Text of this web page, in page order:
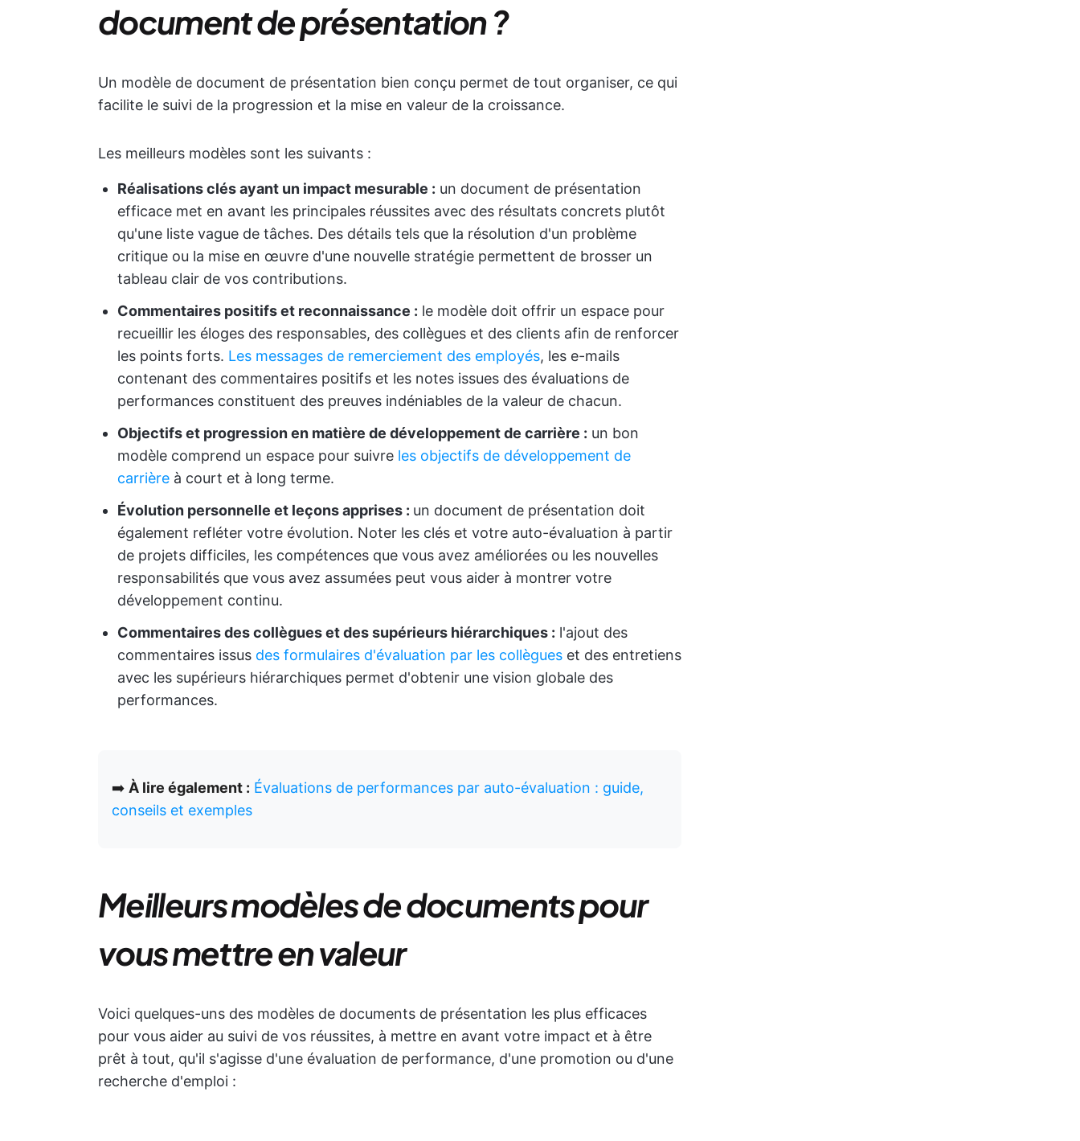
document de présentation ?
Un modèle de document de présentation bien conçu permet de tout organiser, ce qui
facilite le suivi de la progression et la mise en valeur de la croissance.
Les meilleurs modèles sont les suivants :
Réalisations clés ayant un impact mesurable : un document de présentation
efficace met en avant les principales réussites avec des résultats concrets plutôt
qu'une liste vague de tâches. Des détails tels que la résolution d'un problème
critique ou la mise en œuvre d'une nouvelle stratégie permettent de brosser un
tableau clair de vos contributions.
Commentaires positifs et reconnaissance : le modèle doit offrir un espace pour
recueillir les éloges des responsables, des collègues et des clients afin de renforcer
les points forts. Les messages de remerciement des employés, les e-mails
contenant des commentaires positifs et les notes issues des évaluations de
performances constituent des preuves indéniables de la valeur de chacun.
Objectifs et progression en matière de développement de carrière : un bon
modèle comprend un espace pour suivre les objectifs de développement de
carrière à court et à long terme.
Évolution personnelle et leçons apprises : un document de présentation doit
également refléter votre évolution. Noter les clés et votre auto-évaluation à partir
de projets difficiles, les compétences que vous avez améliorées ou les nouvelles
responsabilités que vous avez assumées peut vous aider à montrer votre
développement continu.
Commentaires des collègues et des supérieurs hiérarchiques : l'ajout des
commentaires issus des formulaires d'évaluation par les collègues et des entretiens
avec les supérieurs hiérarchiques permet d'obtenir une vision globale des
performances.
➡️ À lire également : Évaluations de performances par auto-évaluation : guide,
conseils et exemples
Meilleurs modèles de documents pour
vous mettre en valeur
Voici quelques-uns des modèles de documents de présentation les plus efficaces
pour vous aider au suivi de vos réussites, à mettre en avant votre impact et à être
prêt à tout, qu'il s'agisse d'une évaluation de performance, d'une promotion ou d'une
recherche d'emploi :